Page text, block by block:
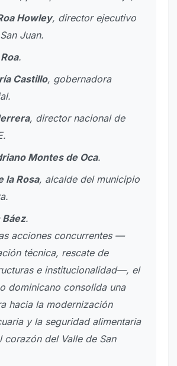
Howley, director ejecutivo
Juan.
.
Castillo, gobernadora
, director nacional de
Montes de Oca.
la Rosa, alcalde del municipio
.
acciones concurrentes —
técnica, rescate de
e institucionalidad—, el
dominicano consolida una
hacia la modernización
y la seguridad alimentaria
corazón del Valle de San